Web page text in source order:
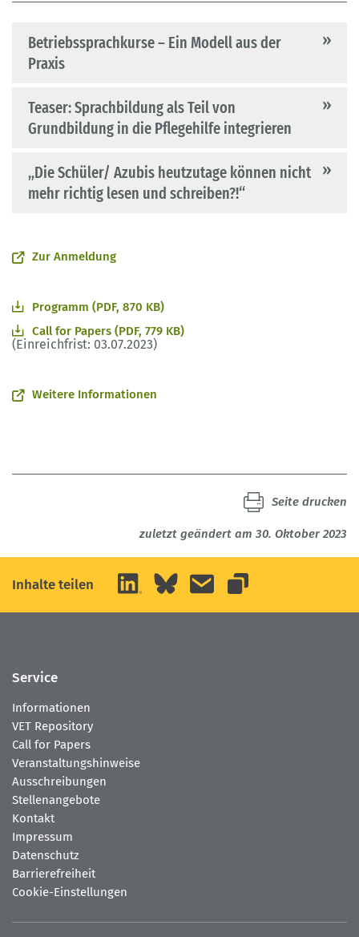
Betriebssprachkurse – Ein Modell aus der
Praxis
Teaser: Sprachbildung als Teil von
Grundbildung in die Pflegehilfe integrieren
„Die Schüler/ Azubis heutzutage können nicht
mehr richtig lesen und schreiben?!“
Zur Anmeldung
Programm (PDF, 870 KB)
Call for Papers (PDF, 779 KB)
(Einreichfrist: 03.07.2023)
Weitere Informationen
zuletzt geändert am 30. Oktober 2023
Seite drucken
Inhalte teilen LinkedInBlueskyE-Mail
Link kopieren
Service
Informationen
VET Repository
Call for Papers
Veranstaltungshinweise
Ausschreibungen
Stellenangebote
Kontakt
Impressum
Datenschutz
Barrierefreiheit
Cookie-Einstellungen